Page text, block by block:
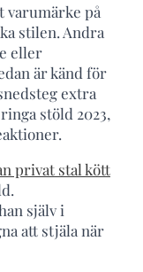
varumärke på
stilen. Andra
eller
är känd för
extra
stöld 2023,
privat stal kött
själv i
att stjäla när